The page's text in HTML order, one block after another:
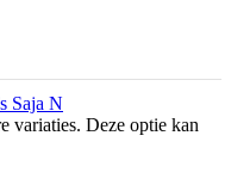
variaties. Deze optie kan